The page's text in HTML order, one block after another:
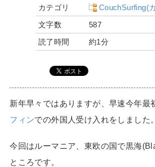
カテゴリ
CouchSurfing(
文字数
587
読了時間
約1分
新年早々ではありますが、早速今年最
フィンでの外国人受け入れをしました。
今回はルーマニア、東欧の国で黒海
ところです。